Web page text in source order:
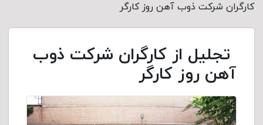
کارگران شرکت ذوب آهن روز کارگر
تجلیل از کارگران شرکت ذوب
آهن روز کارگر